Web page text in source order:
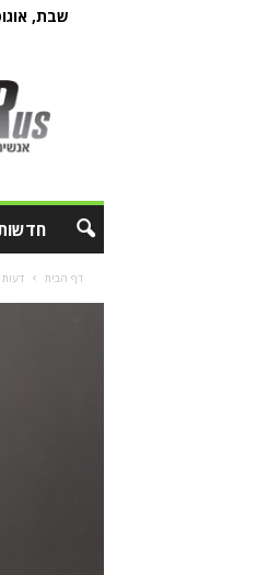
שבת, אוגוסט
דף הבית דעות